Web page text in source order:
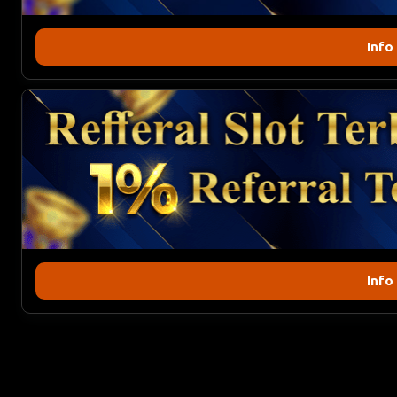
Info
Info